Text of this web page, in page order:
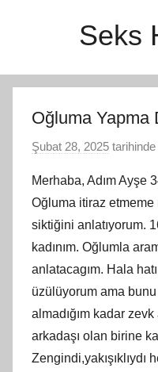
Seks
Oğluma Yapma
Şubat 28, 2025
Merhaba, Adım Ayşe
Oğluma itiraz etmeme
siktiğini anlatıyorum.
kadınım. Oğlumla
anlatacagım. Hala
üzülüyorum ama bunu
almadığım kadar
arkadaşı olan birine
Zengindi,yakışıklıydı